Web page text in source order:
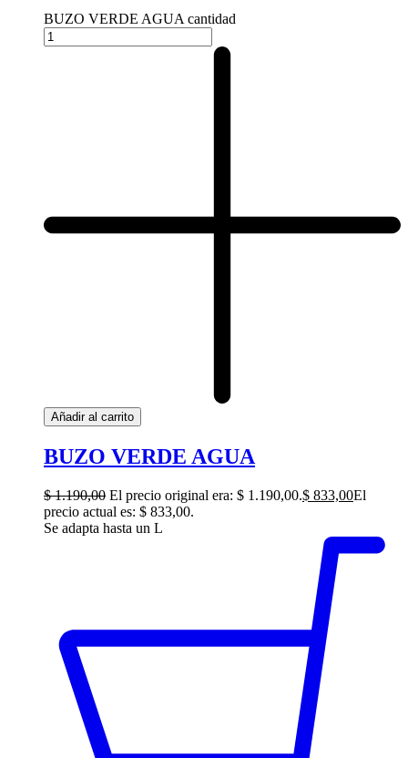
BUZO VERDE AGUA cantidad
Añadir al carrito
BUZO VERDE AGUA
$1.190,00 El precio original era: $ 1.190,00.$ 833,00El
precio actual es: $ 833,00.
Se adapta hasta un L